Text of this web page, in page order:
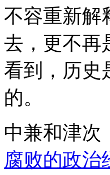
不容重新解
去，更不再
看到，历史
的。
中兼和津次
腐败的政治